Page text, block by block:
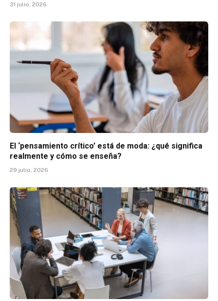
31 julio, 2026
El ‘pensamiento crítico’ está de moda: ¿qué significa
realmente y cómo se enseña?
29 julio, 2026